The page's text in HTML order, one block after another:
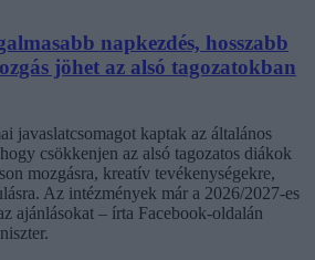
napkezdés, hosszabb
jöhet az alsó tagozatokban
javaslatcsomagot kaptak az általános
csökkenjen az alsó tagozatos diákok
mozgásra, kreatív tevékenységekre,
Az intézmények már a 2026/2027-es
ajánlásokat – írta Facebook-oldalán